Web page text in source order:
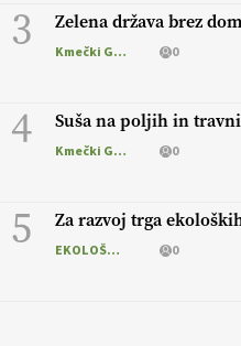
3 Zelena država brez
Kmečki Glas 0
4 Suša na poljih in
Kmečki Glas 0
5 Za razvoj trga
EKOLOŠKO LOGIČNO 0